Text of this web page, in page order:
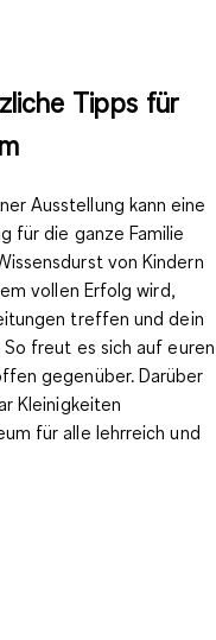
Tipps für
Ausstellung kann eine
für die ganze Familie
von Kindern
vollen Erfolg wird,
treffen und dein
So freut es sich auf euren
gegenüber. Darüber
Kleinigkeiten
für alle lehrreich und